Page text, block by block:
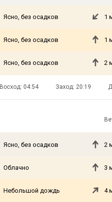
Ясно, без осадков 1
Ясно, без осадков 1
Ясно, без осадков 2
Восход: 04:54 Заход: 20:19
Ясно, без осадков 2
Облачно 3
Небольшой дождь 4